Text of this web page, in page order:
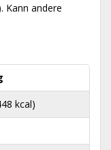
Kann andere
kcal)